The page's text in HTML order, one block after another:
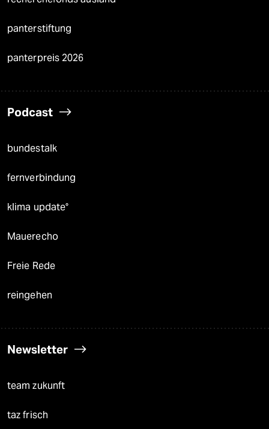
panterstiftung
panterpreis 2026
Podcast
bundestalk
fernverbindung
klima update°
Mauerecho
Freie Rede
reingehen
Newsletter
team zukunft
taz frisch